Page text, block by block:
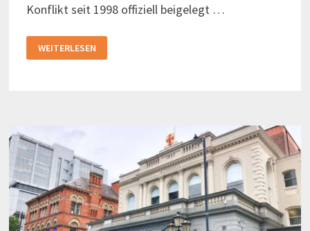
Konflikt seit 1998 offiziell beigelegt …
MAUER
IN
WEITERLESEN